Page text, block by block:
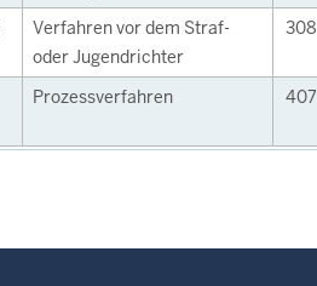
Verfahren vor dem Straf-
oder Jugendrichter
308
Prozessverfahren 407